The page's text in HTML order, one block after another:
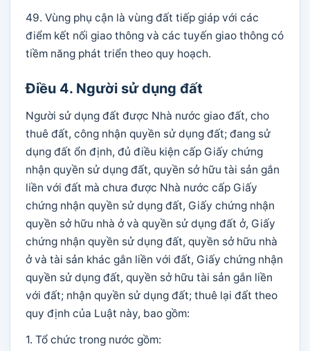
49. Vùng phụ cận là vùng đất tiếp giáp với các
điểm kết nối giao thông và các tuyến giao thông có
tiềm năng phát triển theo quy hoạch.
Điều 4. Người sử dụng đất
Người sử dụng đất được Nhà nước giao đất, cho
thuê đất, công nhận quyền sử dụng đất; đang sử
dụng đất ổn định, đủ điều kiện cấp Giấy chứng
nhận quyền sử dụng đất, quyền sở hữu tài sản gắn
liền với đất mà chưa được Nhà nước cấp Giấy
chứng nhận quyền sử dụng đất, Giấy chứng nhận
quyền sở hữu nhà ở và quyền sử dụng đất ở, Giấy
chứng nhận quyền sử dụng đất, quyền sở hữu nhà
ở và tài sản khác gắn liền với đất, Giấy chứng nhận
quyền sử dụng đất, quyền sở hữu tài sản gắn liền
với đất; nhận quyền sử dụng đất; thuê lại đất theo
quy định của Luật này, bao gồm:
1. Tổ chức trong nước gồm: